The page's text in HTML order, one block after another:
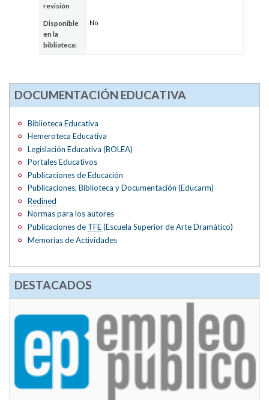
revisión
Disponible
en la
biblioteca:
No
DOCUMENTACIÓN EDUCATIVA
Biblioteca Educativa
Hemeroteca Educativa
Legislación Educativa (BOLEA)
Portales Educativos
Publicaciones de Educación
Publicaciones, Biblioteca y Documentación (Educarm)
Redined
Normas para los autores
Publicaciones de TFE(Escuela Superior de Arte Dramático)
Memorias de Actividades
DESTACADOS